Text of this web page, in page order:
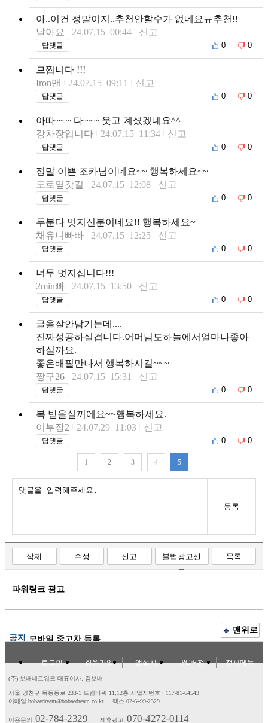
아..이건 정말이지..추천안할수가 없네요ㅠ추천!!
날아요
24.07.15 00:44 신고
답댓글 0 0
므찝니다 !!!
Iron맨
24.07.15 09:11 신고
답댓글 0 0
아따~~~ 다~~~ 웃고 계셨겠네요^^
강차장입니다
24.07.15 11:34 신고
답댓글 0 0
정말 이쁜 조카님이네요~~ 행복하세요~~
도로옆갓길
24.07.15 12:08 신고
답댓글 0 0
두분다 멋지신분이네요!! 행복하세요~
채유니빠빠
24.07.15 12:25 신고
답댓글 0 0
너무 멋지십니다!!!
2min빠
24.07.15 13:50 신고
답댓글 0 0
글을잘안남기는데....
진짜성공하실겁니다.어머님도하늘에서얼마나좋아
하실까요.
좋은배필만나서 행복하시길~~~
짱구26
24.07.15 15:31 신고
답댓글 0 0
복 받을실꺼에요~~행복하세요.
이부장2
24.07.29 11:03 신고
답댓글 0 0
1 2 3 4 5
등록
삭제 수정 신고
불법광고신
고
목록
파워링크 광고
공지 모바일 중고차 등록
맨위로
로그인 회원가입 앱설치 PC버전 전체메뉴
(주) 보배네트워크 대표이사: 김보배
서울 양천구 목동동로 233-1 드림타워 11,12층 사업자번호 : 117-81-64543
이메일 bobaedream@bobaedream.co.kr
팩스 02-6499-2329
이용문의 02-784-2329 제휴광고 070-4272-0114